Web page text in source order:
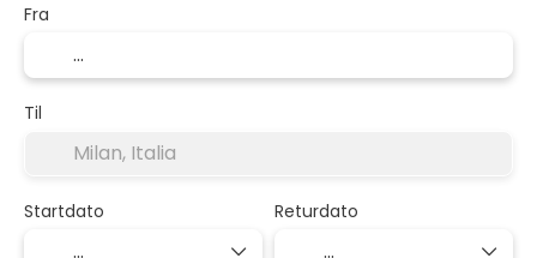
Fra
Til
Startdato Returdato